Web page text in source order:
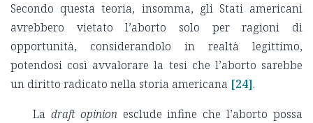
Secondo questa teoria, insomma, gli Stati americani
avrebbero vietato l’aborto solo per ragioni di
opportunità, considerandolo in realtà legittimo,
potendosi così avvalorare la tesi che l’aborto sarebbe
un diritto radicato nella storia americana [24].
La draft opinionesclude infine che l’aborto possa